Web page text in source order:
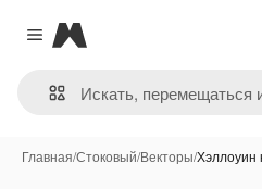
Close menu
Magnific
Главная/Стоковый/Векторы/Хэллоуин